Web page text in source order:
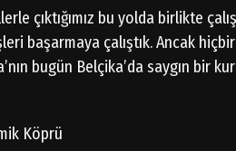
çıktığımız bu yolda birlikte
başarmaya çalıştık. Ancak hiçbir
bugün Belçika’da saygın bir
Köprü